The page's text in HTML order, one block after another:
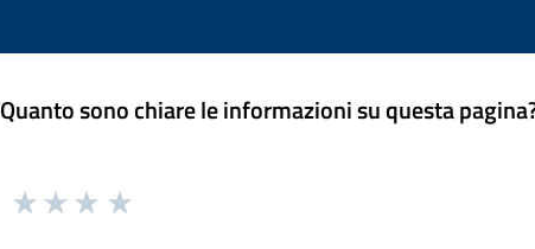
Quanto sono chiare le informazioni su questa